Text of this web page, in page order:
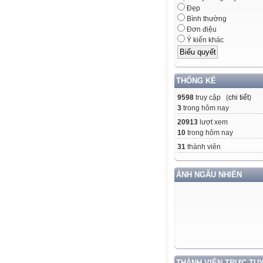
Đẹp
Bình thường
Đơn điệu
Ý kiến khác
THỐNG KÊ
9598 truy cập (chi tiết)
3 trong hôm nay
20913 lượt xem
10 trong hôm nay
31 thành viên
ẢNH NGẪU NHIÊN